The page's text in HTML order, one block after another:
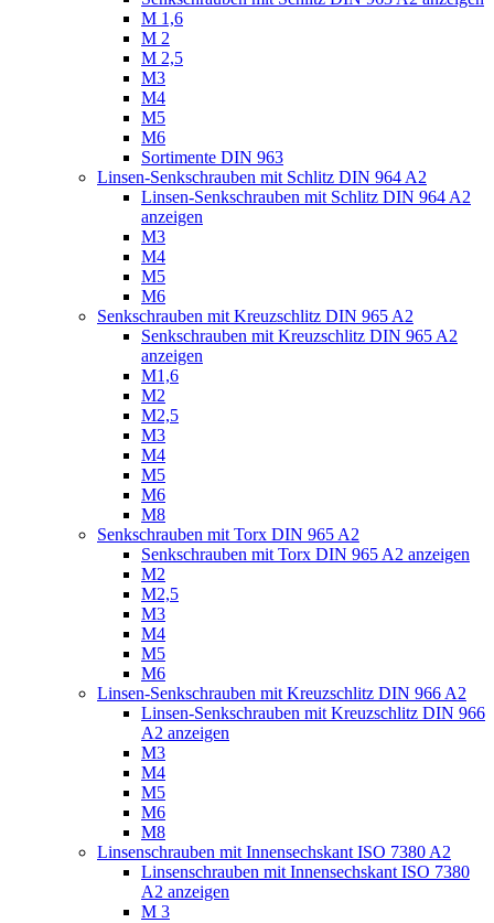
M 1,6
M 2
M 2,5
M3
M4
M5
M6
Sortimente DIN 963
Linsen-Senkschrauben mit Schlitz DIN 964 A2
Linsen-Senkschrauben mit Schlitz DIN 964 A2
anzeigen
M3
M4
M5
M6
Senkschrauben mit Kreuzschlitz DIN 965 A2
Senkschrauben mit Kreuzschlitz DIN 965 A2
anzeigen
M1,6
M2
M2,5
M3
M4
M5
M6
M8
Senkschrauben mit Torx DIN 965 A2
Senkschrauben mit Torx DIN 965 A2 anzeigen
M2
M2,5
M3
M4
M5
M6
Linsen-Senkschrauben mit Kreuzschlitz DIN 966 A2
Linsen-Senkschrauben mit Kreuzschlitz DIN 966
A2 anzeigen
M3
M4
M5
M6
M8
Linsenschrauben mit Innensechskant ISO 7380 A2
Linsenschrauben mit Innensechskant ISO 7380
A2 anzeigen
M 3